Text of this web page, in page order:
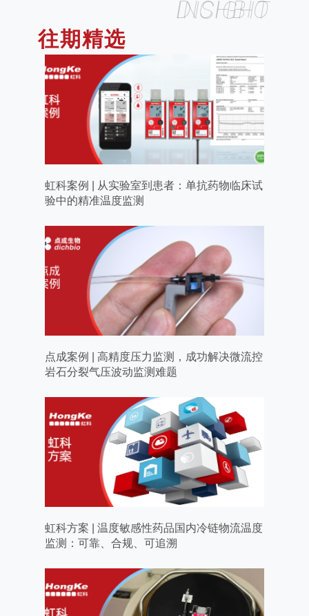
往期精选
DICHBIO INSIGHT
虹科案例 | 从实验室到患者：单抗药物临床试
验中的精准温度监测
点成案例 | 高精度压力监测，成功解决微流控
岩石分裂气压波动监测难题
虹科方案 | 温度敏感性药品国内冷链物流温度
监测：可靠、合规、可追溯